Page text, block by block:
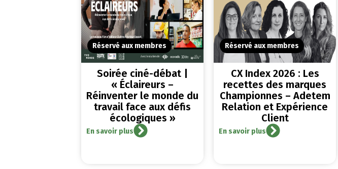
Réservé aux membres
Soirée ciné-débat |
« Éclaireurs –
Réinventer le monde du
travail face aux défis
écologiques »
En savoir plus
Réservé aux membres
CX Index 2026 : Les
recettes des marques
Championnes – Adetem
Relation et Expérience
Client
En savoir plus